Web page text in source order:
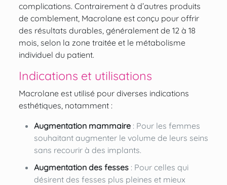
complications. Contrairement à d’autres produits
de comblement, Macrolane est conçu pour offrir
des résultats durables, généralement de 12 à 18
mois, selon la zone traitée et le métabolisme
individuel du patient.
Indications et utilisations
Macrolane est utilisé pour diverses indications
esthétiques, notamment :
Augmentation mammaire: Pour les femmes
souhaitant augmenter le volume de leurs seins
sans recourir à des implants.
Augmentation des fesses: Pour celles qui
désirent des fesses plus pleines et mieux